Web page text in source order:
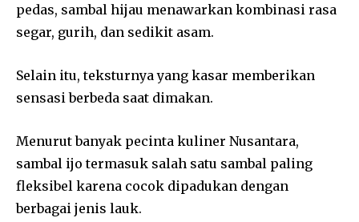
pedas, sambal hijau menawarkan kombinasi rasa
segar, gurih, dan sedikit asam.
Selain itu, teksturnya yang kasar memberikan
sensasi berbeda saat dimakan.
Menurut banyak pecinta kuliner Nusantara,
sambal ijo termasuk salah satu sambal paling
fleksibel karena cocok dipadukan dengan
berbagai jenis lauk.